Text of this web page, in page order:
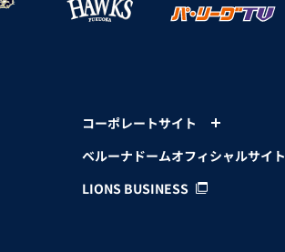
コーポレートサイト
ベルーナドームオフィシャルサイト
LIONS BUSINESS